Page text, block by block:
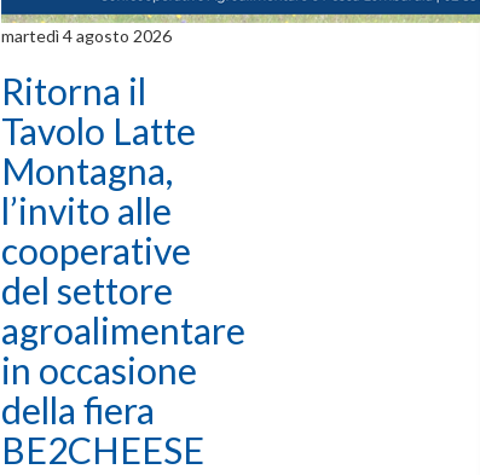
martedì 4 agosto 2026
Ritorna il
Tavolo Latte
Montagna,
l’invito alle
cooperative
del settore
agroalimentare
in occasione
della fiera
BE2CHEESE